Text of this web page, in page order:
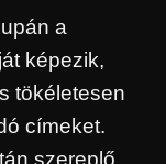
a
képezik,
tökéletesen
címeket.
szereplő